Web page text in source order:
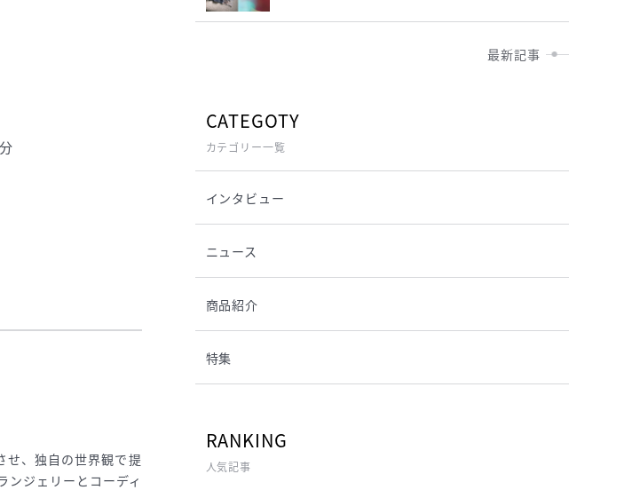
せ、独自の世界観で提
ンジェリーとコーディ
最新記事
CATEGOTY
カテゴリー一覧
インタビュー
ニュース
商品紹介
特集
RANKING
人気記事